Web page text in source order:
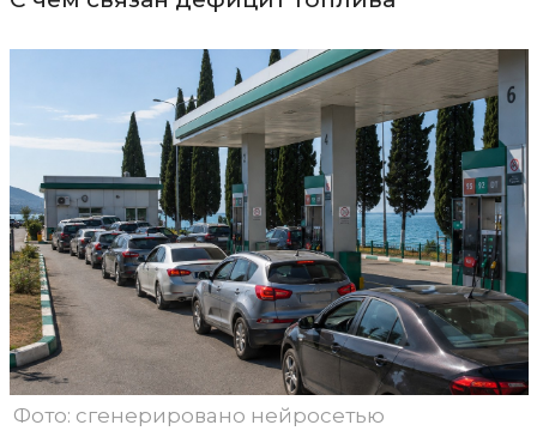
Фото: сгенерировано нейросетью